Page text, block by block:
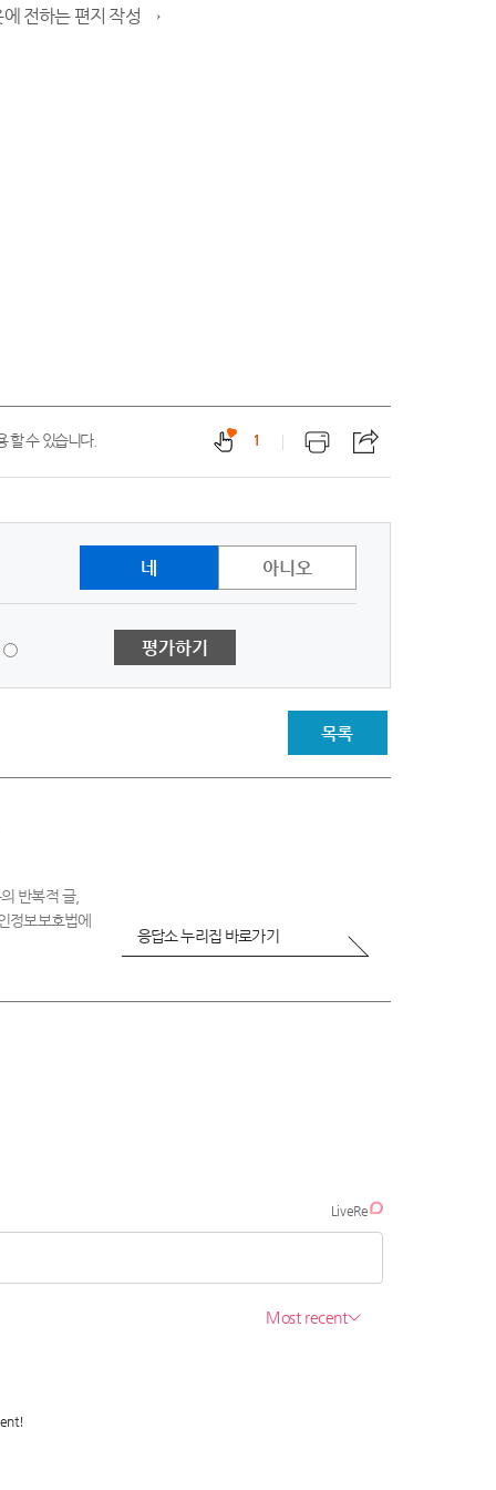
전하는 편지 작성 →
1
할 수 있습니다.
네 아니오
평가하기
목록
반복적 글,
정보보호법에
응답소 누리집 바로가기